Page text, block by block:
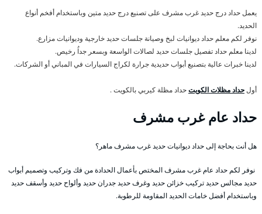
يعمل حداد درج حديد غرب مشرف على تصنيع درج حديد متين وباستخدام أفخم أنواع
الحديد.
نوفر لكم معلم حداد ديوانيات لبخ وصيانة جلسات حديد خارجية وديوانيات مزارع.
لدينا معلم حداد تفصيل جلسات حديد لصالات الواسعة وبسعر جداُ رخيص.
لدينا خبرات عالية بتصنيع أبواب حديدية جرارة لكراج السيارات في المباني أو الشركات.
أولحداد مظلات الكويتحداد مظلة كيربي بالكويت .
حداد عام غرب مشرف
هل أنت بحاجة إلى حداد ديوانيات حديد غرب مشرف ماهر؟
نوفر لكم حداد عام غرب مشرف المختص بأعمال الحدادة من فك وتركيب وتصميم أبواب
حديد مجالس حديد تركيب خزائن حديد وغرف حديد جدران حديد وألواح حديد وأسقف حديد
وباستخدام أفضل خامات الحديد المقاومة للرطوبة.